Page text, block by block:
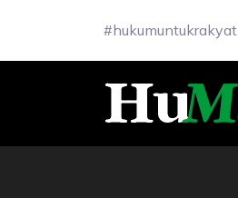
#hukumuntukrakyat